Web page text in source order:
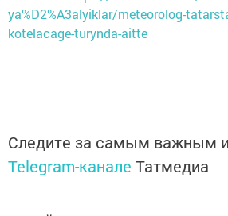
ya%D2%A3alyiklar/meteorolog-
kotelacage-turynda-aitte
Следите за самым важным
Telegram-канале Татмедиа